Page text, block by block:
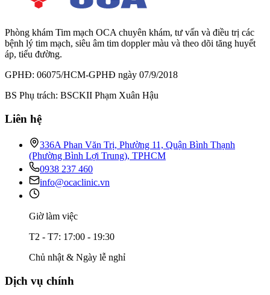
Phòng khám Tim mạch OCA chuyên khám, tư vấn và điều trị các
bệnh lý tim mạch, siêu âm tim doppler màu và theo dõi tăng huyết
áp, tiểu đường.
GPHĐ: 06075/HCM-GPHĐ ngày 07/9/2018
BS Phụ trách: BSCKII Phạm Xuân Hậu
Liên hệ
336A Phan Văn Trị, Phường 11, Quận Bình Thạnh
(Phường Bình Lợi Trung), TPHCM
0938 237 460
info@ocaclinic.vn
Giờ làm việc
T2 - T7: 17:00 - 19:30
Chủ nhật & Ngày lễ nghỉ
Dịch vụ chính